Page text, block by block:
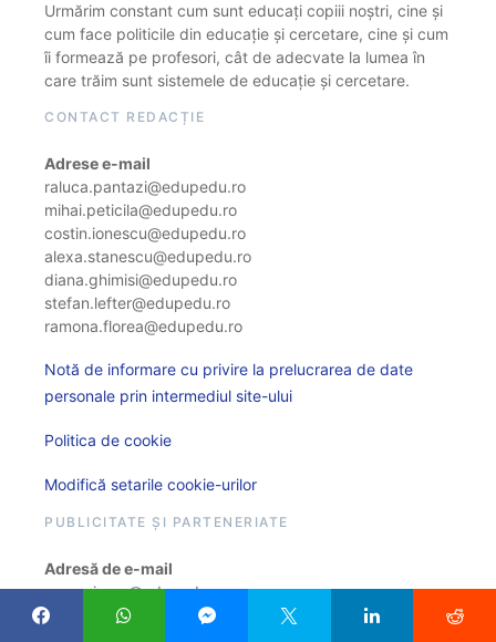
Urmărim constant cum sunt educați copiii noștri, cine și
cum face politicile din educație și cercetare, cine și cum
îi formează pe profesori, cât de adecvate la lumea în
care trăim sunt sistemele de educație și cercetare.
CONTACT REDACȚIE
Adrese e-mail
raluca.pantazi@edupedu.ro
mihai.peticila@edupedu.ro
costin.ionescu@edupedu.ro
alexa.stanescu@edupedu.ro
diana.ghimisi@edupedu.ro
stefan.lefter@edupedu.ro
ramona.florea@edupedu.ro
Notă de informare cu privire la prelucrarea de date
personale prin intermediul site-ului
Politica de cookie
Modifică setarile cookie-urilor
PUBLICITATE ȘI PARTENERIATE
Adresă de e-mail
comunicare@edupedu.ro